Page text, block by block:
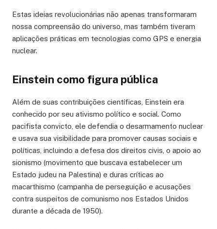
Estas ideias revolucionárias não apenas transformaram
nossa compreensão do universo, mas também tiveram
aplicações práticas em tecnologias como GPS e energia
nuclear.
Einstein como figura pública
Além de suas contribuições científicas, Einstein era
conhecido por seu ativismo político e social. Como
pacifista convicto, ele defendia o desarmamento nuclear
e usava sua visibilidade para promover causas sociais e
políticas, incluindo a defesa dos direitos civis, o apoio ao
sionismo (movimento que buscava estabelecer um
Estado judeu na Palestina) e duras críticas ao
macarthismo (campanha de perseguição e acusações
contra suspeitos de comunismo nos Estados Unidos
durante a década de 1950).